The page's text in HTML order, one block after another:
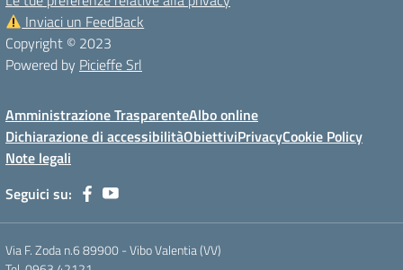
Inviaci un FeedBack
Copyright © 2023
Powered by Picieffe Srl
Amministrazione TrasparenteAlbo online
Dichiarazione di accessibilitàObiettiviPrivacyCookie Policy
Note legali
Seguici su:
Via F. Zoda n.6 89900 - Vibo Valentia (VV)